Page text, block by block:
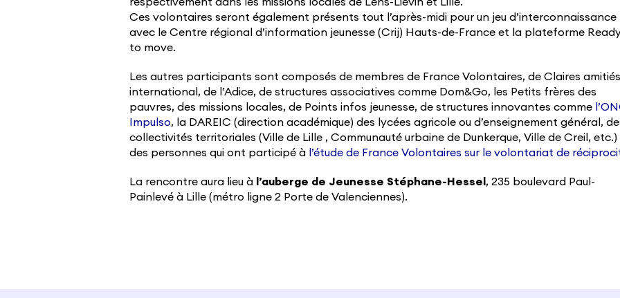
Ces volontaires seront également présents tout l’après-midi pour un jeu d’interconnaissance
avec le Centre régional d’information jeunesse (Crij) Hauts-de-France et la plateforme
to move.
Les autres participants sont composés de membres de France Volontaires, de Claires amitiés
international, de l’Adice, de structures associatives comme Dom&Go, les Petits frères des
pauvres, des missions locales, de Points infos jeunesse, de structures innovantes comme
Impulso, la DAREIC (direction académique) des lycées agricole ou d’enseignement général,
collectivités territoriales (Ville de Lille , Communauté urbaine de Dunkerque, Ville de Creil, etc.)
des personnes qui ont participé à l’étude de France Volontaires sur le volontariat de
La rencontre aura lieu à l’auberge de Jeunesse Stéphane-Hessel , 235 boulevard Paul-
Painlevé à Lille (métro ligne 2 Porte de Valenciennes).